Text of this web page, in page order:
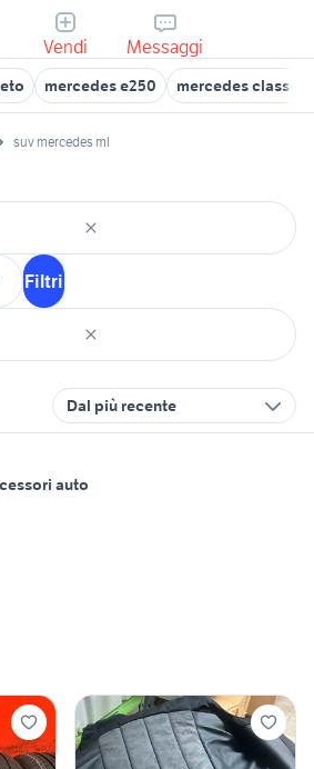
Vendi Messaggi
mercedes e250 mercedes classe
suv mercedes ml
Filtri
Dal più recente
auto